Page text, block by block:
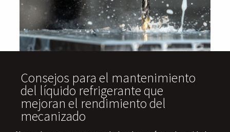
Consejos para el mantenimiento
del líquido refrigerante que
mejoran el rendimiento del
mecanizado